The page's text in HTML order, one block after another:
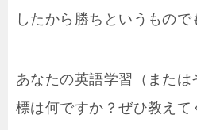
したから勝ちというもので
あなたの英語学習（または
標は何ですか？ぜひ教えて